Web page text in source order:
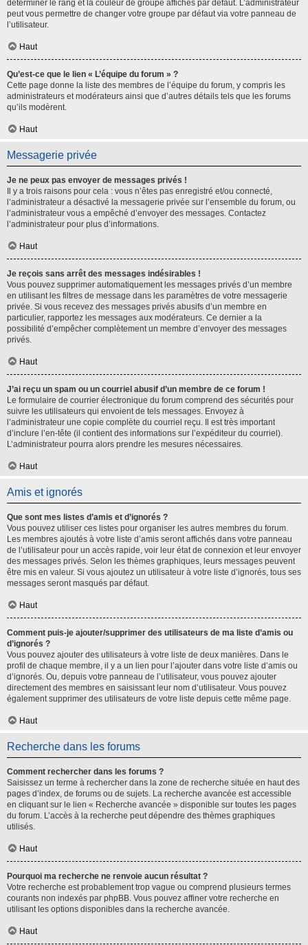
déterminer le rang et la couleur de groupe affichés par défaut. L’administrateur
peut vous permettre de changer votre groupe par défaut via votre panneau de
l’utilisateur.
Haut
Qu’est-ce que le lien « L’équipe du forum » ?
Cette page donne la liste des membres de l’équipe du forum, y compris les
administrateurs et modérateurs ainsi que d’autres détails tels que les forums
qu’ils modèrent.
Haut
Messagerie privée
Je ne peux pas envoyer de messages privés !
Il y a trois raisons pour cela : vous n’êtes pas enregistré et/ou connecté,
l’administrateur a désactivé la messagerie privée sur l’ensemble du forum, ou
l’administrateur vous a empêché d’envoyer des messages. Contactez
l’administrateur pour plus d’informations.
Haut
Je reçois sans arrêt des messages indésirables !
Vous pouvez supprimer automatiquement les messages privés d’un membre
en utilisant les filtres de message dans les paramètres de votre messagerie
privée. Si vous recevez des messages privés abusifs d’un membre en
particulier, rapportez les messages aux modérateurs. Ce dernier a la
possibilité d’empêcher complètement un membre d’envoyer des messages
privés.
Haut
J’ai reçu un spam ou un courriel abusif d’un membre de ce forum !
Le formulaire de courrier électronique du forum comprend des sécurités pour
suivre les utilisateurs qui envoient de tels messages. Envoyez à
l’administrateur une copie complète du courriel reçu. Il est très important
d’inclure l’en-tête (il contient des informations sur l’expéditeur du courriel).
L’administrateur pourra alors prendre les mesures nécessaires.
Haut
Amis et ignorés
Que sont mes listes d’amis et d’ignorés ?
Vous pouvez utiliser ces listes pour organiser les autres membres du forum.
Les membres ajoutés à votre liste d’amis seront affichés dans votre panneau
de l’utilisateur pour un accès rapide, voir leur état de connexion et leur envoyer
des messages privés. Selon les thèmes graphiques, leurs messages peuvent
être mis en valeur. Si vous ajoutez un utilisateur à votre liste d’ignorés, tous ses
messages seront masqués par défaut.
Haut
Comment puis-je ajouter/supprimer des utilisateurs de ma liste d’amis ou
d’ignorés ?
Vous pouvez ajouter des utilisateurs à votre liste de deux manières. Dans le
profil de chaque membre, il y a un lien pour l’ajouter dans votre liste d’amis ou
d’ignorés. Ou, depuis votre panneau de l’utilisateur, vous pouvez ajouter
directement des membres en saisissant leur nom d’utilisateur. Vous pouvez
également supprimer des utilisateurs de votre liste depuis cette même page.
Haut
Recherche dans les forums
Comment rechercher dans les forums ?
Saisissez un terme à rechercher dans la zone de recherche située en haut des
pages d’index, de forums ou de sujets. La recherche avancée est accessible
en cliquant sur le lien « Recherche avancée » disponible sur toutes les pages
du forum. L’accès à la recherche peut dépendre des thèmes graphiques
utilisés.
Haut
Pourquoi ma recherche ne renvoie aucun résultat ?
Votre recherche est probablement trop vague ou comprend plusieurs termes
courants non indexés par phpBB. Vous pouvez affiner votre recherche en
utilisant les options disponibles dans la recherche avancée.
Haut